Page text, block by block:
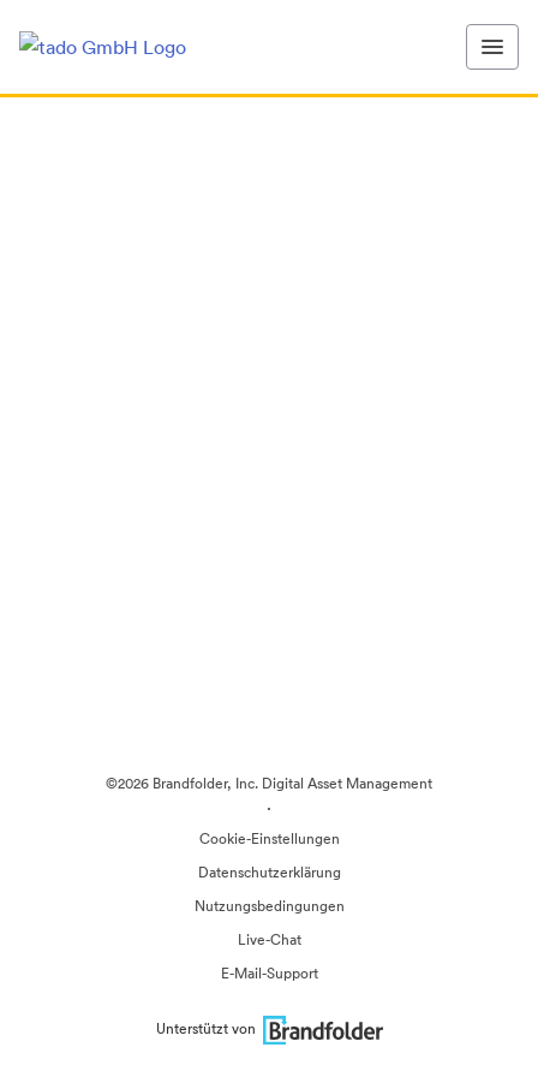
©2026 Brandfolder, Inc. Digital Asset Management
·
Cookie-Einstellungen
Datenschutzerklärung
Nutzungsbedingungen
Live-Chat
E-Mail-Support
Unterstützt von